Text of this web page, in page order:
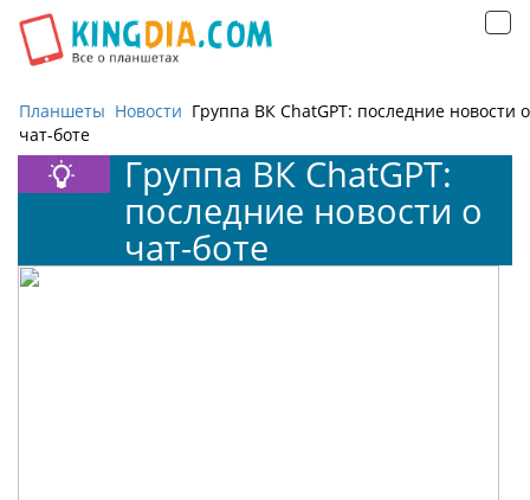
Планшеты Новости Группа ВК ChatGPT: последние новости о
чат-боте
Группа ВК ChatGPT:
последние новости о
чат-боте